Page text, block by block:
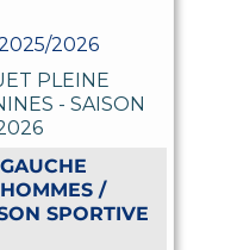
2026
PLEINE
- SAISON
/
SPORTIVE